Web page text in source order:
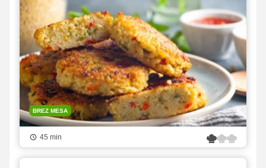
BREZ MESA
45 min